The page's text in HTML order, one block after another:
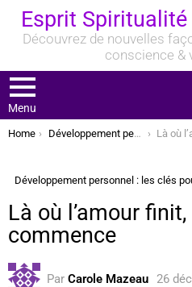
Esprit
Découvrez de nouvelles
conscience &
Menu
You are here:
Home Développement personnel : les clés pour mieux se connaître Là où l’amour
Développement personnel : les clés
Là où l’amour
commence
Par Carole Mazeau 26